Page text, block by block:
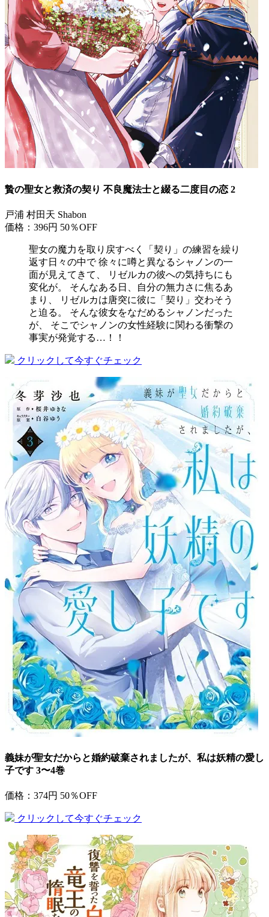
贄の聖女と救済の契り 不良魔法士と綴る二度目の恋 2
戸浦 村田天 Shabon
価格：396円 50％OFF
聖女の魔力を取り戻すべく「契り」の練習を繰り
返す日々の中で 徐々に噂と異なるシャノンの一
面が見えてきて、 リゼルカの彼への気持ちにも
変化が。 そんなある日、自分の無力さに焦るあ
まり、 リゼルカは唐突に彼に「契り」交わそう
と迫る。 そんな彼女をなだめるシャノンだった
が、 そこでシャノンの女性経験に関わる衝撃の
事実が発覚する…！！
クリックして今すぐチェック
義妹が聖女だからと婚約破棄されましたが、私は妖精の愛し
子です 3〜4巻
価格：374円 50％OFF
クリックして今すぐチェック